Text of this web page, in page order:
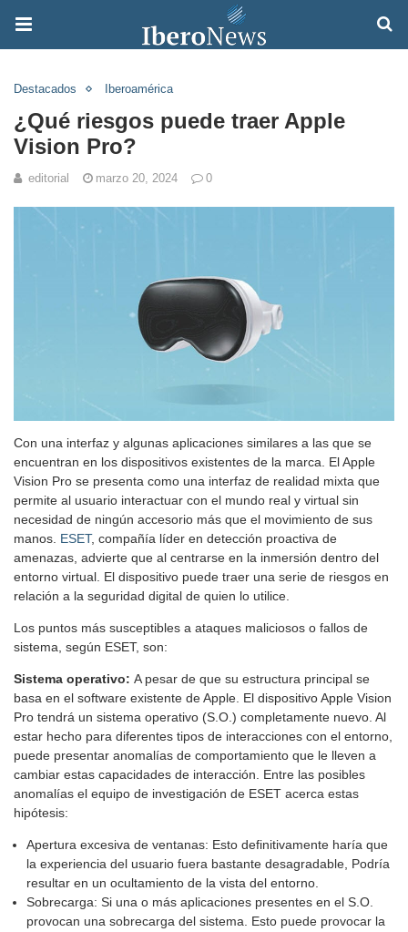
Destacados Iberoamérica
¿Qué riesgos puede traer Apple
Vision Pro?
editorial marzo 20, 2024 0
Con una interfaz y algunas aplicaciones similares a las que se
encuentran en los dispositivos existentes de la marca. El Apple
Vision Pro se presenta como una interfaz de realidad mixta que
permite al usuario interactuar con el mundo real y virtual sin
necesidad de ningún accesorio más que el movimiento de sus
manos. ESET, compañía líder en detección proactiva de
amenazas, advierte que al centrarse en la inmersión dentro del
entorno virtual. El dispositivo puede traer una serie de riesgos en
relación a la seguridad digital de quien lo utilice.
Los puntos más susceptibles a ataques maliciosos o fallos de
sistema, según ESET, son:
Sistema operativo: A pesar de que su estructura principal se
basa en el software existente de Apple. El dispositivo Apple Vision
Pro tendrá un sistema operativo (S.O.) completamente nuevo. Al
estar hecho para diferentes tipos de interacciones con el entorno,
puede presentar anomalías de comportamiento que le lleven a
cambiar estas capacidades de interacción. Entre las posibles
anomalías el equipo de investigación de ESET acerca estas
hipótesis:
Apertura excesiva de ventanas: Esto definitivamente haría que
la experiencia del usuario fuera bastante desagradable, Podría
resultar en un ocultamiento de la vista del entorno.
Sobrecarga: Si una o más aplicaciones presentes en el S.O.
provocan una sobrecarga del sistema. Esto puede provocar la